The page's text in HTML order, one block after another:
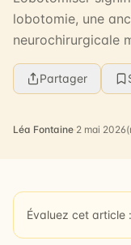
lobotomie, une
neurochirurgicale
cerveau. Au sens
for...Partager
Léa Fontaine·2 mai 2026
Évaluez cet article :